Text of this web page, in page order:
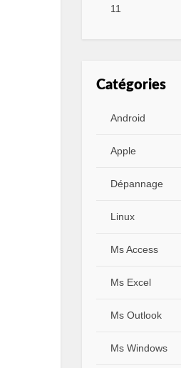
11
Catégories
Android
Apple
Dépannage
Linux
Ms Access
Ms Excel
Ms Outlook
Ms Windows